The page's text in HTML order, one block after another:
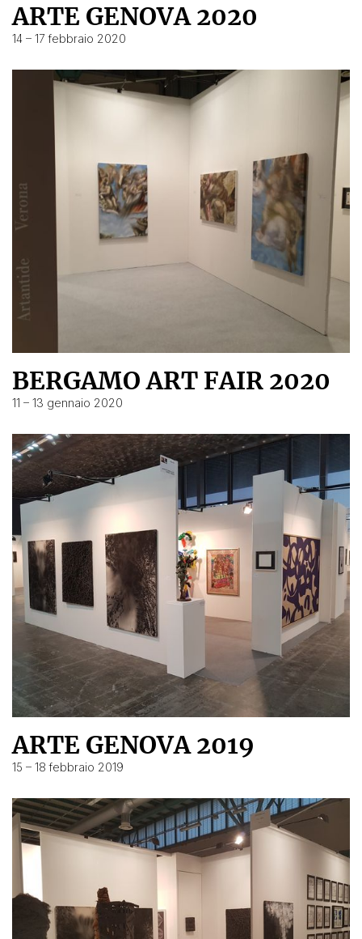
ARTE GENOVA 2020
14 – 17 febbraio 2020
BERGAMO ART FAIR 2020
11 – 13 gennaio 2020
ARTE GENOVA 2019
15 – 18 febbraio 2019